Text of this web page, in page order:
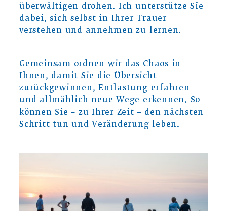
überwältigen drohen. Ich unterstütze Sie
dabei, sich selbst in Ihrer Trauer
verstehen und annehmen zu lernen.
Gemeinsam ordnen wir das Chaos in
Ihnen, damit Sie die Übersicht
zurückgewinnen, Entlastung erfahren
und allmählich neue Wege erkennen. So
können Sie – zu Ihrer Zeit – den nächsten
Schritt tun und Veränderung leben.